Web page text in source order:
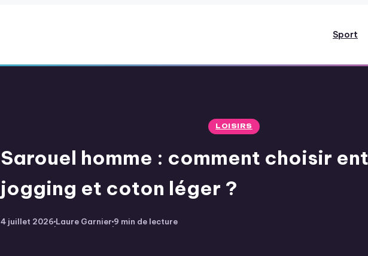
Sport
LOISIRS
Sarouel homme : comment choisir
jogging et coton léger ?
4 juillet 2026
·
Laure Garnier
·
9 min de lecture